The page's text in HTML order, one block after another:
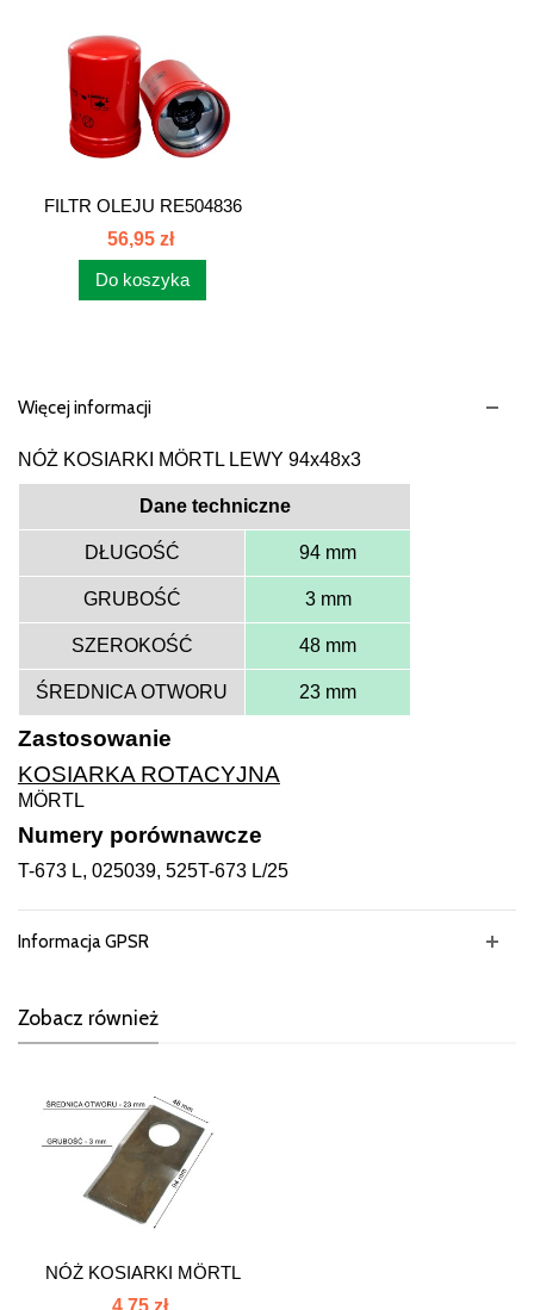
FILTR OLEJU RE504836
LF16243...
56,95 zł
Do koszyka
Więcej informacji
NÓŻ KOSIARKI MÖRTL LEWY 94x48x3
Dane techniczne
DŁUGOŚĆ 94 mm
GRUBOŚĆ 3 mm
SZEROKOŚĆ 48 mm
ŚREDNICA OTWORU 23 mm
Zastosowanie
KOSIARKA ROTACYJNA
MÖRTL
Numery porównawcze
T-673 L, 025039, 525T-673 L/25
Informacja GPSR
Zobacz również
NÓŻ KOSIARKI MÖRTL
PRAWY 025040...
4,75 zł